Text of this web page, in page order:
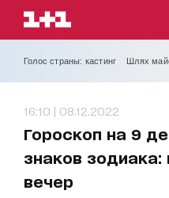
Голос страны: кастинг Шлях
16:10 | 08.12.2022
Гороскоп на 9
знаков зодиака:
вечер